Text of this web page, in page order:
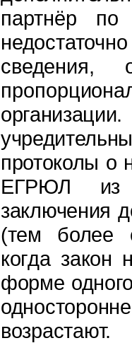
партнёр по
сведения,
протоколы о
ЕГРЮЛ
заключения
(тем более
когда закон
форме
возрастают.